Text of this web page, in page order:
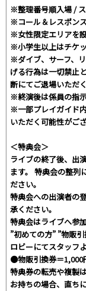
※整理番号順入場 /
※コール＆レスポン
※女性限定エリアを
※小学生以上はチケ
※ダイブ、サーフ、
げる行為は一切禁止
断にてご退場いただ
※終演後は係員の指
※一部プレイガイド
いただく可能性がござ
＜特典会＞
ライブの終了後、出
ます。 特典会の整列
ださい。
特典会への出演者の
承ください。
特典会はライブへ参
”初めての方” ”物販
ロビーにてスタッフ
●物販引換券＝1,000
特典券の転売や複製
お持ちの場合、直ち